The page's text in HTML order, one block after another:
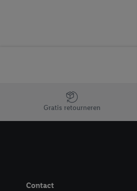
Jouw voordelen bij ons als Lidl
Gratis retourneren
Contact